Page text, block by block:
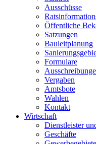
Ausschüsse
Öffentliche
Satzungen
Bauleitplanung
Formulare
Vergaben
Amtsbote
Wahlen
Kontakt
Wirtschaft
Dienstleister
Geschäfte